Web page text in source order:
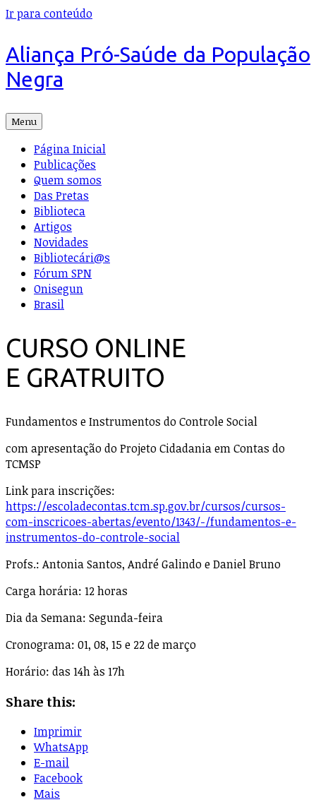
Ir para conteúdo
Aliança Pró-Saúde da População
Negra
Menu
Página Inicial
Publicações
Quem somos
Das Pretas
Biblioteca
Artigos
Novidades
Bibliotecári@s
Fórum SPN
Onisegun
Brasil
CURSO ONLINE
E GRATRUITO
Fundamentos e Instrumentos do Controle Social
com apresentação do Projeto Cidadania em Contas do
TCMSP
Link para inscrições:
https://escoladecontas.tcm.sp.gov.br/cursos/cursos-
com-inscricoes-abertas/evento/1343/-/fundamentos-e-
instrumentos-do-controle-social
Profs.: Antonia Santos, André Galindo e Daniel Bruno
Carga horária: 12 horas
Dia da Semana: Segunda-feira
Cronograma: 01, 08, 15 e 22 de março
Horário: das 14h às 17h
Share this:
Imprimir
WhatsApp
E-mail
Facebook
Mais